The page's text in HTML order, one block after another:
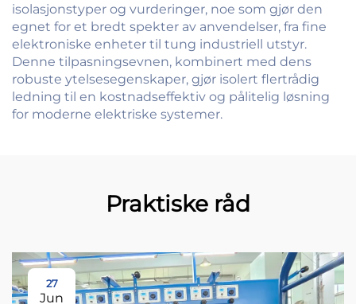
isolasjonstyper og vurderinger, noe som gjør den
egnet for et bredt spekter av anvendelser, fra fine
elektroniske enheter til tung industriell utstyr.
Denne tilpasningsevnen, kombinert med dens
robuste ytelsesegenskaper, gjør isolert flertrådig
ledning til en kostnadseffektiv og pålitelig løsning
for moderne elektriske systemer.
Praktiske råd
27
Jun